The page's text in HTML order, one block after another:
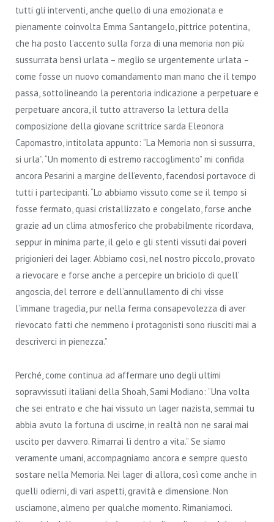
tutti gli interventi, anche quello di una emozionata e
pienamente coinvolta Emma Santangelo, pittrice potentina,
che ha posto l’accento sulla forza di una memoria non più
sussurrata bensì urlata – meglio se urgentemente urlata –
come fosse un nuovo comandamento man mano che il tempo
passa, sottolineando la perentoria indicazione a perpetuare e
perpetuare ancora, il tutto attraverso la lettura della
composizione della giovane scrittrice sarda Eleonora
Capomastro, intitolata appunto: “La Memoria non si sussurra,
si urla”. “Un momento di estremo raccoglimento” mi confida
ancora Pesarini a margine dell’evento, facendosi portavoce di
tutti i partecipanti. “Lo abbiamo vissuto come se il tempo si
fosse fermato, quasi cristallizzato e congelato, forse anche
grazie ad un clima atmosferico che probabilmente ricordava,
seppur in minima parte, il gelo e gli stenti vissuti dai poveri
prigionieri dei lager. Abbiamo così, nel nostro piccolo, provato
a rievocare e forse anche a percepire un briciolo di quell’
angoscia, del terrore e dell’annullamento di chi visse
l’immane tragedia, pur nella ferma consapevolezza di aver
rievocato fatti che nemmeno i protagonisti sono riusciti mai a
descriverci in pienezza.”
Perché, come continua ad affermare uno degli ultimi
sopravvissuti italiani della Shoah, Sami Modiano: “Una volta
che sei entrato e che hai vissuto un lager nazista, semmai tu
abbia avuto la fortuna di uscirne, in realtà non ne sarai mai
uscito per davvero. Rimarrai lì dentro a vita.” Se siamo
veramente umani, accompagniamo ancora e sempre questo
sostare nella Memoria. Nei lager di allora, così come anche in
quelli odierni, di vari aspetti, gravità e dimensione. Non
usciamone, almeno per qualche momento. Rimaniamoci.